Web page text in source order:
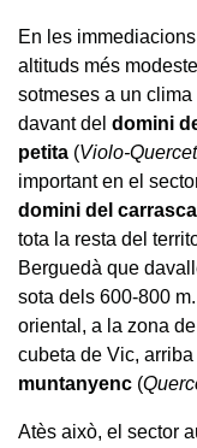
En les
altituds més
sotmeses a un
davant del domini
petita (Violo-
important en el
domini del
tota la resta del
Berguedà que
sota dels 600-800
oriental, a la zona
cubeta de Vic, arriba
muntanyenc (
Atès això, el sector